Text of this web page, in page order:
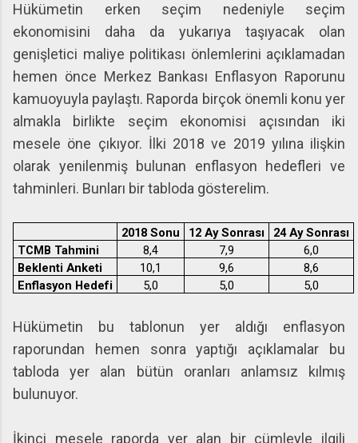
Hükümetin erken seçim nedeniyle seçim
ekonomisini daha da yukarıya taşıyacak olan
genişletici maliye politikası önlemlerini açıklamadan
hemen önce Merkez Bankası Enflasyon Raporunu
kamuoyuyla paylaştı. Raporda birçok önemli konu yer
almakla birlikte seçim ekonomisi açısından iki
mesele öne çıkıyor. İlki 2018 ve 2019 yılına ilişkin
olarak yenilenmiş bulunan enflasyon hedefleri ve
tahminleri. Bunları bir tabloda gösterelim.
2018 Sonu 12 Ay Sonrası
24 Ay Sonrası
TCMB Tahmini
8,4 7,9
6,0
Beklenti Anketi
10,1 9,6
8,6
Enflasyon Hedefi
5,0 5,0 5,0
Hükümetin bu tablonun yer aldığı enflasyon
raporundan hemen sonra yaptığı açıklamalar bu
tabloda yer alan bütün oranları anlamsız kılmış
bulunuyor.
İkinci mesele raporda yer alan bir cümleyle ilgili